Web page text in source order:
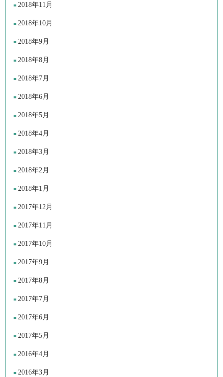
2018年11月
2018年10月
2018年9月
2018年8月
2018年7月
2018年6月
2018年5月
2018年4月
2018年3月
2018年2月
2018年1月
2017年12月
2017年11月
2017年10月
2017年9月
2017年8月
2017年7月
2017年6月
2017年5月
2016年4月
2016年3月